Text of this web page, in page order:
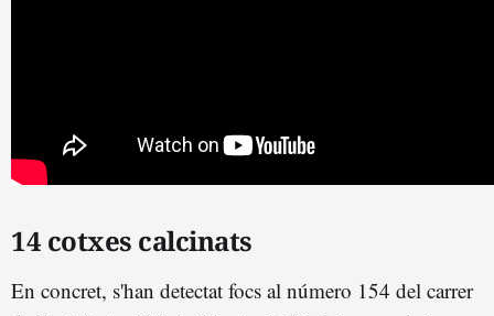
14 cotxes calcinats
En concret, s'han detectat focs al número 154 del carrer